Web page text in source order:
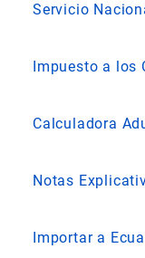
Servicio
Impuesto a los
Calculadora
Notas
Importar a